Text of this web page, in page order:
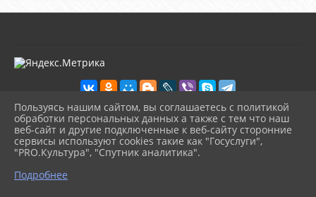
2026 г. kultura-uvat.ru
Вход
Карта сайта
Политика обработки персональных данных
Пользуясь нашим сайтом, вы соглашаетесь с политикой
обработки персональных данных а также с тем что наш
веб-сайт и другие подключенные к веб-сайту сторонние
сервисы используют cookies такие как "Госуслуги",
"PRO.Культура", "Спутник аналитика".
Подробнее